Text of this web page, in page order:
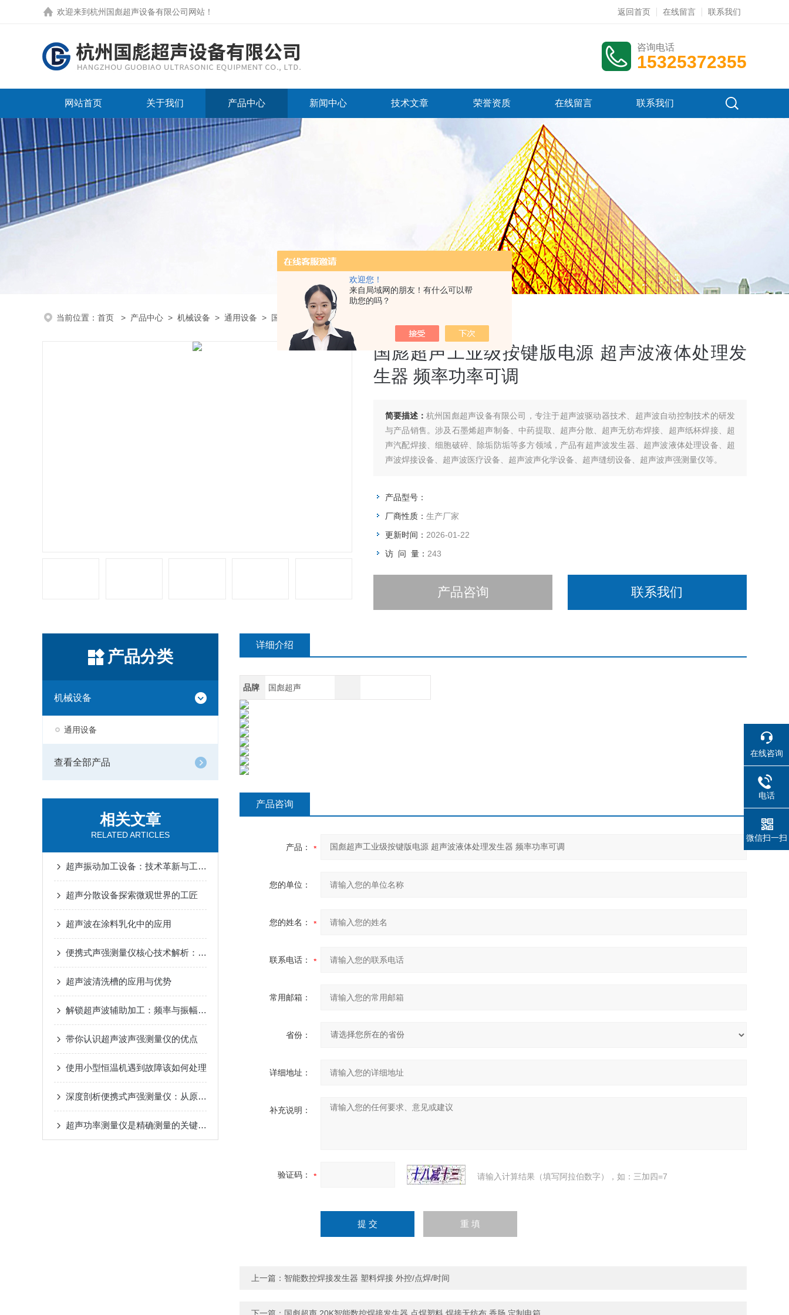
欢迎您！
来自局域网的朋友！有什么可以帮
助您的吗？
欢迎来到 杭州国彪超声设备有限公司网站 ！ 返回首页 在线留言 联系我们
咨询电话
15325372355
网站首页 关于我们 产品中心 新闻中心 技术文章 荣誉资质 在线留言 联系我们
当前位置： 首页 > 产品中心 > 机械设备 > 通用设备 > 国彪超声工业级按键版电源 超声波液体处理发生器 频率功率可调
国彪超声工业级按键版电源 超声波液体处理发
生器 频率功率可调
简要描述： 杭州国彪超声设备有限公司，专注于超声波驱动器技术、超声波自动控制技术的研发
与产品销售。涉及石墨烯超声制备、中药提取、超声分散、超声无纺布焊接、超声纸杯焊接、超
声汽配焊接、细胞破碎、除垢防垢等多方领域，产品有超声波发生器、超声波液体处理设备、超
声波焊接设备、超声波医疗设备、超声波声化学设备、超声缝纫设备、超声波声强测量仪等。
产品型号：
厂商性质： 生产厂家
更新时间： 2026-01-22
访 问 量： 243
产品咨询 联系我们
产品分类
机械设备
通用设备
查看全部产品
相关文章
RELATED ARTICLES
超声振动加工设备：技术革新与工业应用的深度探索
超声分散设备探索微观世界的工匠
超声波在涂料乳化中的应用
便携式声强测量仪核心技术解析：从声学原理到工程应用
超声波清洗槽的应用与优势
解锁超声波辅助加工：频率与振幅对加工效果的深度影响
带你认识超声波声强测量仪的优点
使用小型恒温机遇到故障该如何处理
深度剖析便携式声强测量仪：从原理架构到性能优化的技术全解
超声功率测量仪是精确测量的关键工具
详细介绍
品牌 国彪超声
产品咨询
产品：
您的单位：
您的姓名：
联系电话：
常用邮箱：
省份：
详细地址：
补充说明：
验证码： 请输入计算结果（填写阿拉伯数字），如：三加四=7
上一篇： 智能数控焊接发生器 塑料焊接 外控/点焊/时间
在线咨询
电话
微信扫一扫